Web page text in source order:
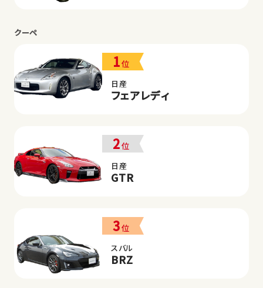
クーペ
1位
日産
フェアレディ
2位
日産
GTR
3位
スバル
BRZ